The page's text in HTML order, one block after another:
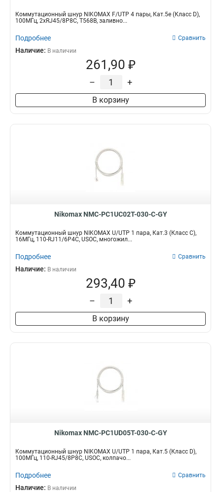
Коммутационный шнур NIKOMAX F/UTP 4 пары, Кат.5е (Класс D),
100МГц, 2хRJ45/8P8C, T568B, заливно...
Подробнее Сравнить
Наличие: В наличии
261,90 ₽
– +
В корзину
Nikomax NMC-PC1UC02T-030-C-GY
Коммутационный шнур NIKOMAX U/UTP 1 пара, Кат.3 (Класс C),
16МГц, 110-RJ11/6P4C, USOC, многожил...
Подробнее Сравнить
Наличие: В наличии
293,40 ₽
– +
В корзину
Nikomax NMC-PC1UD05T-030-C-GY
Коммутационный шнур NIKOMAX U/UTP 1 пара, Кат.5 (Класс D),
100МГц, 110-RJ45/8P8C, USOC, колпачо...
Подробнее Сравнить
Наличие: В наличии